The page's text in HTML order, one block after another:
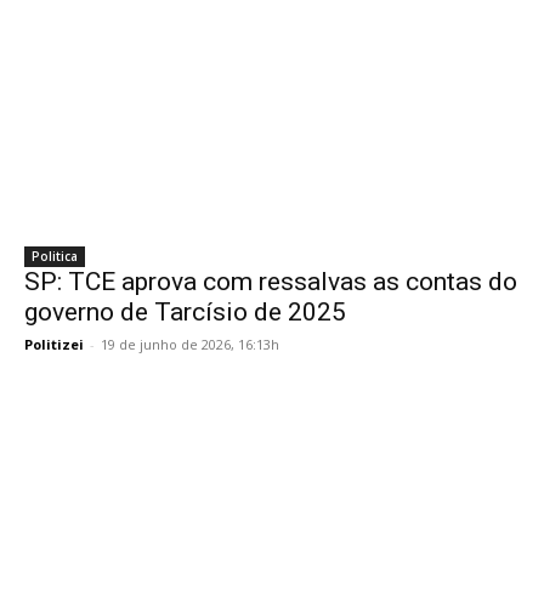
Politica
SP: TCE aprova com ressalvas as contas do
governo de Tarcísio de 2025
Politizei - 19 de junho de 2026, 16:13h